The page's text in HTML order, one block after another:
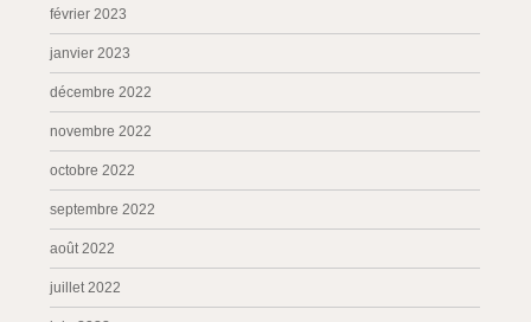
février 2023
janvier 2023
décembre 2022
novembre 2022
octobre 2022
septembre 2022
août 2022
juillet 2022